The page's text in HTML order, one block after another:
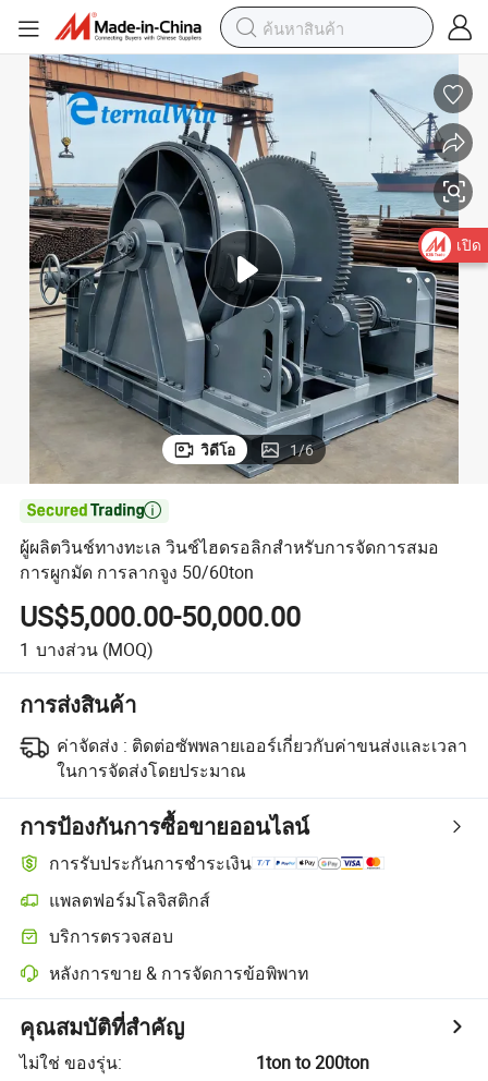
วิดีโอ 1/6

ผู้ผลิตวินช์ทางทะเล วินช์ไฮดรอลิกสำหรับการจัดการสมอ
การผูกมัด การลากจูง 50/60ton
US$5,000.00-50,000.00
1 บางส่วน (MOQ)
การส่งสินค้า
ค่าจัดส่ง : ติดต่อซัพพลายเออร์เกี่ยวกับค่าขนส่งและเวลา
ในการจัดส่งโดยประมาณ
การป้องกันการซื้อขายออนไลน์
การรับประกันการชำระเงิน
แพลตฟอร์มโลจิสติกส์
บริการตรวจสอบ
หลังการขาย & การจัดการข้อพิพาท
คุณสมบัติที่สำคัญ
ไม่ใช่ ของรุ่น:
1ton to 200ton
เปิด